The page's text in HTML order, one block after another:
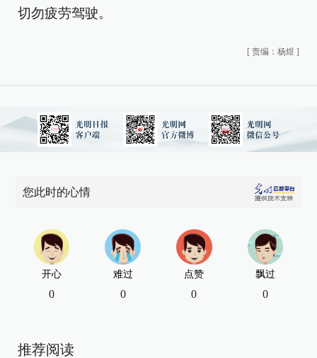
切勿疲劳驾驶。
[ 责编：杨煜 ]
您此时的心情
开心
0
难过
0
点赞
0
飘过
0
推荐阅读